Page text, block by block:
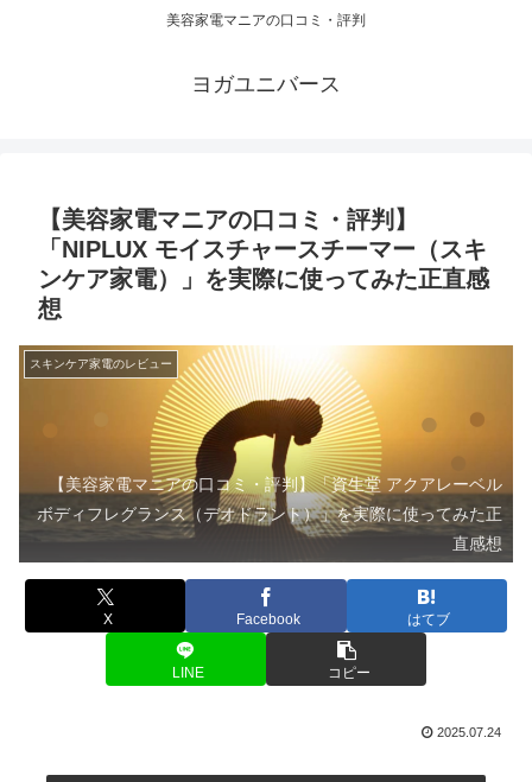
美容家電マニアの口コミ・評判
ヨガユニバース
【美容家電マニアの口コミ・評判】
「NIPLUX モイスチャースチーマー（スキ
ンケア家電）」を実際に使ってみた正直感
想
スキンケア家電のレビュー
【美容家電マニアの口コミ・評判】「資生堂 アクアレーベル
ボディフレグランス（デオドラント）」を実際に使ってみた正
直感想
X Facebook はてブ
LINE コピー
2025.07.24